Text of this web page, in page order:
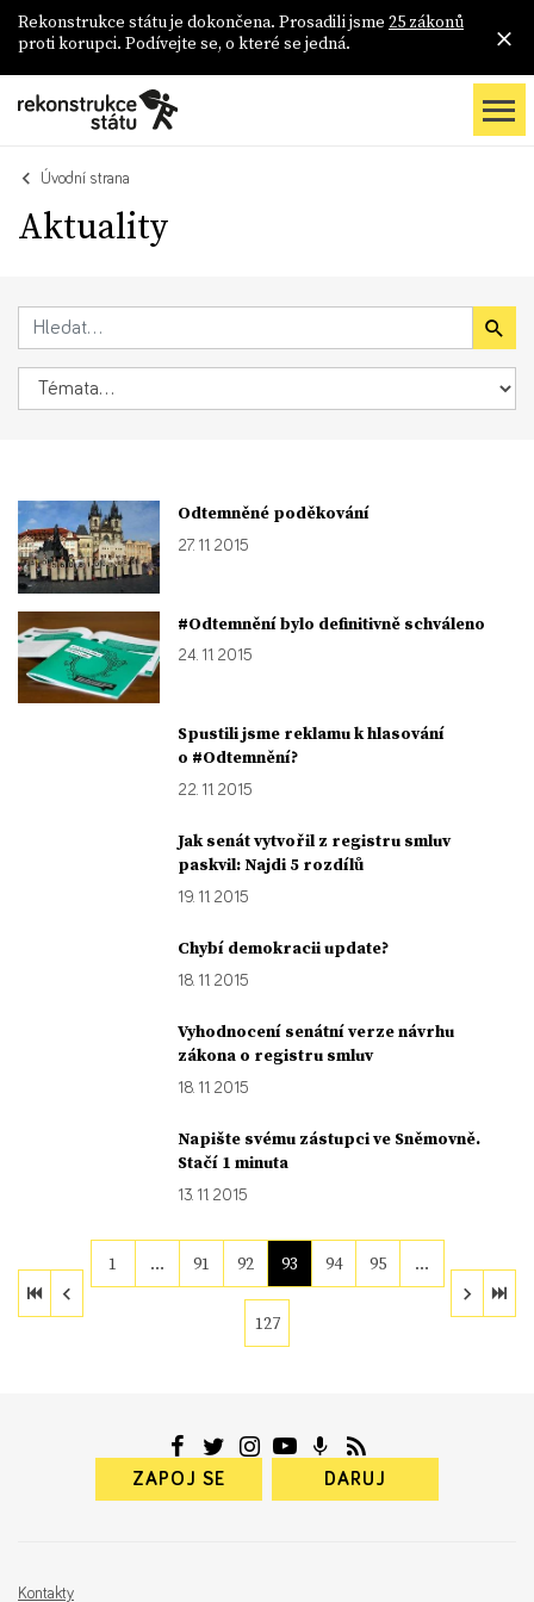
Rekonstrukce státu je dokončena. Prosadili jsme 25 zákonů
proti korupci. Podívejte se, o které se jedná.
Úvodní strana
Aktuality
Odtemněné poděkování
27. 11. 2015
#Odtemnění bylo definitivně schváleno
24. 11. 2015
Spustili jsme reklamu k hlasování
o #Odtemnění?
22. 11. 2015
Jak senát vytvořil z registru smluv
paskvil: Najdi 5 rozdílů
19. 11. 2015
Chybí demokracii update?
18. 11. 2015
Vyhodnocení senátní verze návrhu
zákona o registru smluv
18. 11. 2015
Napište svému zástupci ve Sněmovně.
Stačí 1 minuta
13. 11. 2015
1 … 91 92 93 94 95 …
127
ZAPOJ SE DARUJ
Kontakty